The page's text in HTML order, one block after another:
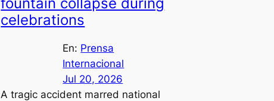
celebrations
En: Prensa
Internacional
Jul 20, 2026
A tragic accident marred national